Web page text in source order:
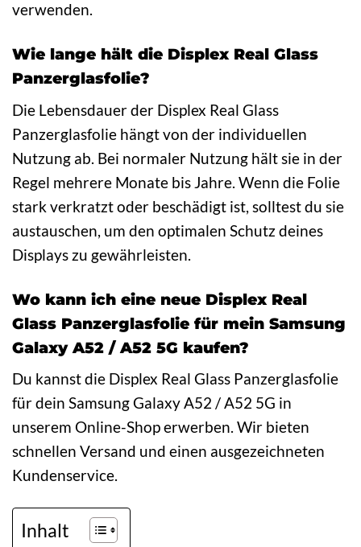
verwenden.
Wie lange hält die Displex Real Glass
Panzerglasfolie?
Die Lebensdauer der Displex Real Glass
Panzerglasfolie hängt von der individuellen
Nutzung ab. Bei normaler Nutzung hält sie in der
Regel mehrere Monate bis Jahre. Wenn die Folie
stark verkratzt oder beschädigt ist, solltest du sie
austauschen, um den optimalen Schutz deines
Displays zu gewährleisten.
Wo kann ich eine neue Displex Real
Glass Panzerglasfolie für mein Samsung
Galaxy A52 / A52 5G kaufen?
Du kannst die Displex Real Glass Panzerglasfolie
für dein Samsung Galaxy A52 / A52 5G in
unserem Online-Shop erwerben. Wir bieten
schnellen Versand und einen ausgezeichneten
Kundenservice.
Inhalt